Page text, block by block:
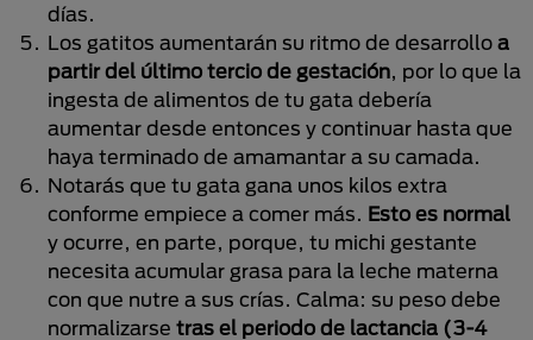
días.
Los gatitos aumentarán su ritmo de desarrollo a
partir del último tercio de gestación, por lo que la
ingesta de alimentos de tu gata debería
aumentar desde entonces y continuar hasta que
haya terminado de amamantar a su camada.
Notarás que tu gata gana unos kilos extra
conforme empiece a comer más. Esto es normal
y ocurre, en parte, porque, tu michi gestante
necesita acumular grasa para la leche materna
con que nutre a sus crías. Calma: su peso debe
normalizarse tras el periodo de lactancia (3-4